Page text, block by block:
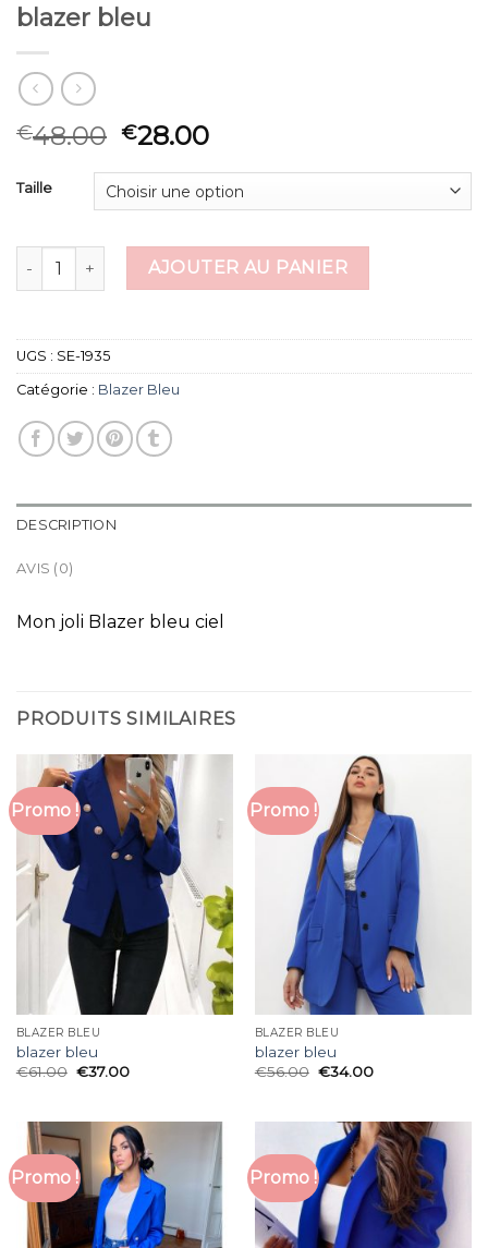
blazer bleu
€48.00 €28.00
Taille
quantité de blazer bleuAJOUTER AU PANIER
UGS : SE-1935
Catégorie : Blazer Bleu
DESCRIPTION
AVIS (0)
Mon joli Blazer bleu ciel
PRODUITS SIMILAIRES
Promo !
BLAZER BLEU
blazer bleu
€61.00 €37.00
Promo !
BLAZER BLEU
blazer bleu
€56.00 €34.00
Promo ! Promo !